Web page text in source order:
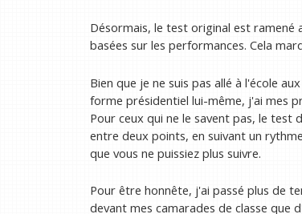
Désormais, le test original est ramené
basées sur les performances. Cela
Bien que je ne suis pas allé à l'école
forme présidentiel lui-même, j'ai mes
Pour ceux qui ne le savent pas, le
entre deux points, en suivant un
que vous ne puissiez plus suivre.
Pour être honnête, j'ai passé plus de
devant mes camarades de classe que